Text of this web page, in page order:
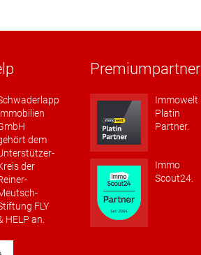
dem
der
FLY
HELP an.
Premiumpartner
Immowelt
Platin
Partner.
Immo
Scout24.